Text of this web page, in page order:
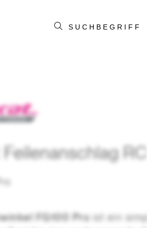
FG100 Pro ist ein